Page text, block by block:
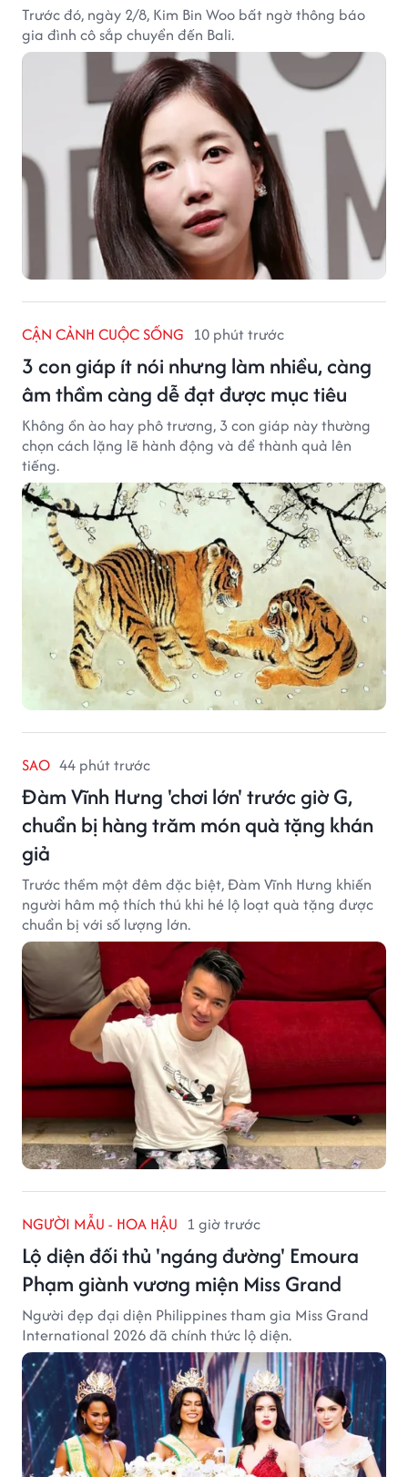
Trước đó, ngày 2/8, Kim Bin Woo bất ngờ thông báo
gia đình cô sắp chuyển đến Bali.
CẬN CẢNH CUỘC SỐNG 10 phút trước
3 con giáp ít nói nhưng làm nhiều, càng
âm thầm càng dễ đạt được mục tiêu
Không ồn ào hay phô trương, 3 con giáp này thường
chọn cách lặng lẽ hành động và để thành quả lên
tiếng.
SAO 44 phút trước
Đàm Vĩnh Hưng 'chơi lớn' trước giờ G,
chuẩn bị hàng trăm món quà tặng khán
giả
Trước thềm một đêm đặc biệt, Đàm Vĩnh Hưng khiến
người hâm mộ thích thú khi hé lộ loạt quà tặng được
chuẩn bị với số lượng lớn.
NGƯỜI MẪU - HOA HẬU 1 giờ trước
Lộ diện đối thủ 'ngáng đường' Emoura
Phạm giành vương miện Miss Grand
Người đẹp đại diện Philippines tham gia Miss Grand
International 2026 đã chính thức lộ diện.